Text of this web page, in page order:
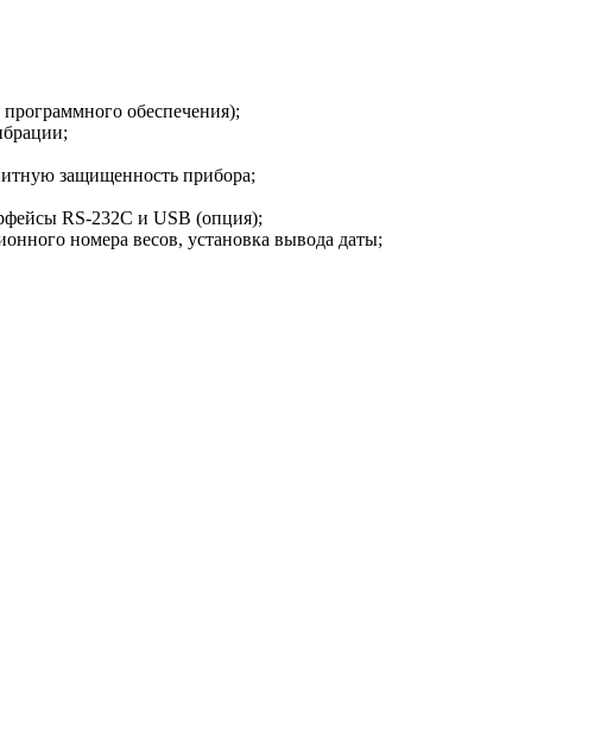
обеспечения);
защищенность прибора;
RS-232C и USB (опция);
номера весов, установка вывода даты;